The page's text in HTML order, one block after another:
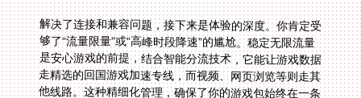
解决了连接和兼容问题，接下来是体验的深度。你肯定受
够了“流量限量”或“高峰时段降速”的尴尬。稳定无限流量
是安心游戏的前提，结合智能分流技术，它能让游戏数据
走精选的回国游戏加速专线，而视频、网页浏览等则走其
他线路。这种精细化管理，确保了你的游戏包始终在一条
拥有独享100M带宽的VIP通道上传输，最大程度减少丢包
和跳ping。想象一下在《魔兽争霸》网易平台上对战，每
一个指令都实时响应的感觉，你就会明白专线带宽的价